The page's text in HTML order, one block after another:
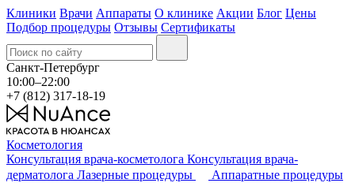
Клиники Врачи Аппараты О клинике Акции Блог Цены
Подбор процедуры Отзывы Сертификаты
Санкт-Петербург
10:00–22:00
+7 (812) 317-18-19
Косметология
Консультация врача-косметолога Консультация врача-
дерматолога Лазерные процедуры
Аппаратные процедуры